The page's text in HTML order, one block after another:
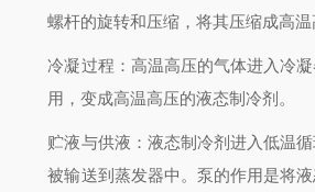
螺杆的旋转和压缩，将其压缩成高温
冷凝过程 ：高温高压的气体进入冷
用，变成高温高压的液态制冷剂。
贮液与供液 ：液态制冷剂进入低温
被输送到蒸发器中。泵的作用是将